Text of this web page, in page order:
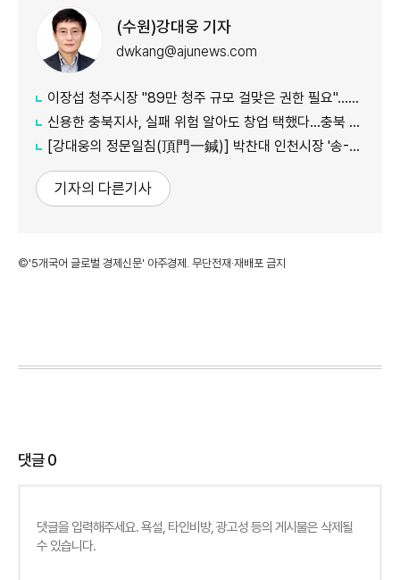
(수원)강대웅 기자
dwkang@ajunews.com
이장섭 청주시장 "89만 청주 규모 걸맞은 권한 필요"...특례시 지정 정부에 건의
신용한 충북지사, 실패 위험 알아도 창업 택했다...충북 미래 위한 절박한 선택
[강대웅의 정문일침(頂門一鍼)] 박찬대 인천시장 '송-송' 라인 구축, 본격 정무 진용( 陣容) 갖추기 나서
기자의 다른기사
©'5개국어 글로벌 경제신문' 아주경제. 무단전재·재배포 금지
댓글0